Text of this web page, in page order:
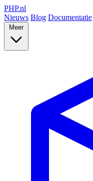
PHP.nl
Nieuws Blog Documentatie
Meer